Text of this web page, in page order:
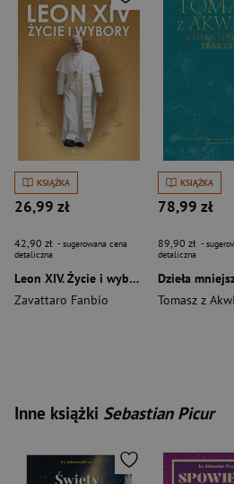
KSIĄŻKA
26,99 zł
42,90 zł - sugerowana cena
detaliczna
Leon XIV. Życie i wybory
Zavattaro Fanbio
KSIĄŻKA
78,99 zł
89,90 zł -
detaliczna
Tomasz z
Inne książki Sebastian Picur